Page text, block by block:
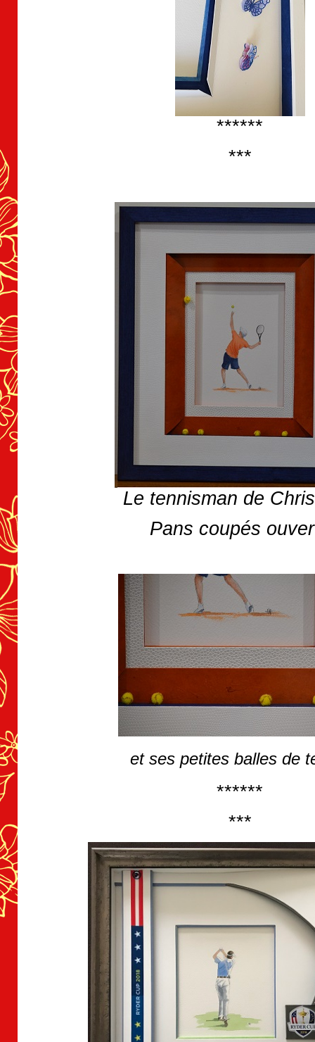
******
***
Le tennisman de
Pans coupés
et ses petites balles de
******
***